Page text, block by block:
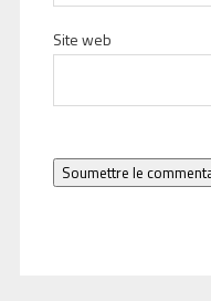
Site web
Soumettre le